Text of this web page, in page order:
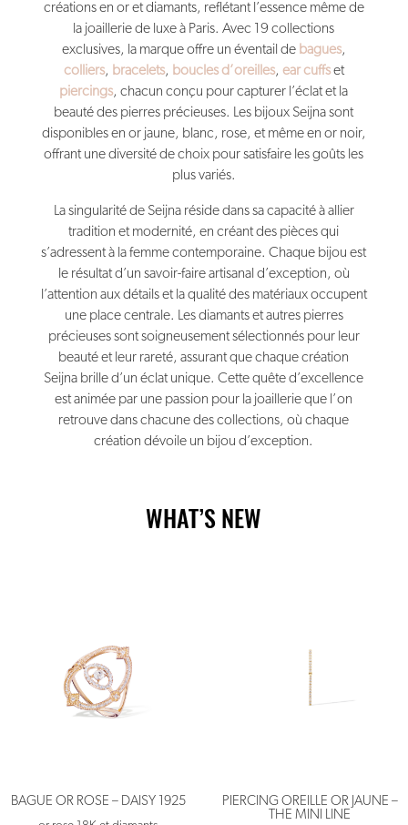
créations en or et diamants, reflétant l’essence même de
la joaillerie de luxe à Paris. Avec 19 collections
exclusives, la marque offre un éventail de bagues,
colliers, bracelets, boucles d’oreilles, ear cuffset
piercings, chacun conçu pour capturer l’éclat et la
beauté des pierres précieuses. Les bijoux Seijna sont
disponibles en or jaune, blanc, rose, et même en or noir,
offrant une diversité de choix pour satisfaire les goûts les
plus variés.
La singularité de Seijna réside dans sa capacité à allier
tradition et modernité, en créant des pièces qui
s’adressent à la femme contemporaine. Chaque bijou est
le résultat d’un savoir-faire artisanal d’exception, où
l’attention aux détails et la qualité des matériaux occupent
une place centrale. Les diamants et autres pierres
précieuses sont soigneusement sélectionnés pour leur
beauté et leur rareté, assurant que chaque création
Seijna brille d’un éclat unique. Cette quête d’excellence
est animée par une passion pour la joaillerie que l’on
retrouve dans chacune des collections, où chaque
création dévoile un bijou d’exception.
WHAT’S NEW
BAGUE OR ROSE – DAISY 1925
PIERCING OREILLE OR JAUNE –
THE MINI LINE